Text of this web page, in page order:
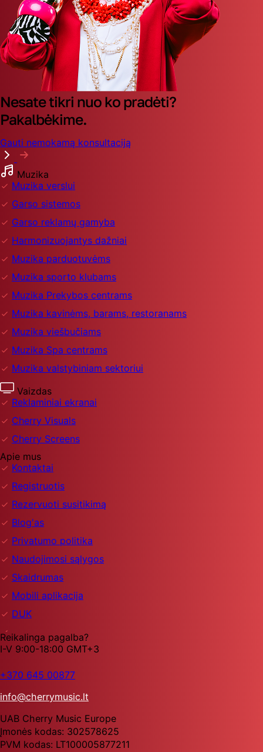
Nesate tikri nuo ko pradėti?
Pakalbėkime.
Gauti nemokamą konsultaciją
Muzika
Muzika verslui
Garso sistemos
Garso reklamų gamyba
Harmonizuojantys dažniai
Muzika parduotuvėms
Muzika sporto klubams
Muzika Prekybos centrams
Muzika kavinėms, barams, restoranams
Muzika viešbučiams
Muzika Spa centrams
Muzika valstybiniam sektoriui
Vaizdas
Reklaminiai ekranai
Cherry Visuals
Cherry Screens
Apie mus
Kontaktai
Registruotis
Rezervuoti susitikimą
Blog'as
Privatumo politika
Naudojimosi sąlygos
Skaidrumas
Mobili aplikacija
DUK
Reikalinga pagalba?
I-V 9:00-18:00 GMT+3
+370 645 00877
info@cherrymusic.lt
UAB Cherry Music Europe
Įmonės kodas: 302578625
PVM kodas: LT100005877211